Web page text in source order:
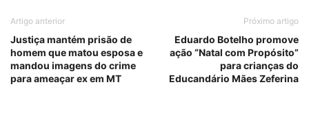
Artigo anterior
Justiça mantém prisão de
homem que matou esposa e
mandou imagens do crime
para ameaçar ex em MT
Próximo artigo
Eduardo Botelho promove
ação “Natal com Propósito”
para crianças do
Educandário Mães Zeferina